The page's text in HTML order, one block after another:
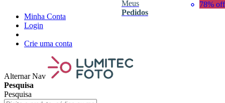
Minha Conta
Login
Crie uma conta
Alternar Nav
Pesquisa
Pesquisa
Meus
Pedidos
48% off
32% off
78% off